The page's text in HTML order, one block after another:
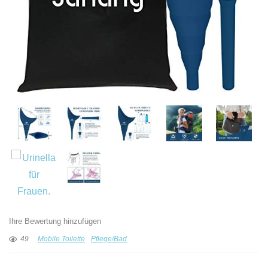
Ihre Bewertung hinzufügen
49 Mobile Toilette Pflege/Bad